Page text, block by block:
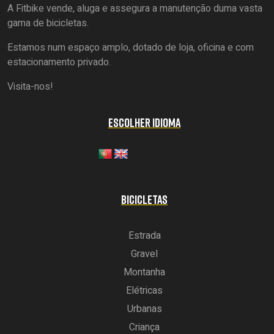
A Fitbike vende, aluga e assegura a manutenção duma vasta
gama de bicicletas.
Estamos num espaço amplo, dotado de loja, oficina e com
estacionamento privado.
Visita-nos!
ESCOLHER IDIOMA
BICICLETAS
Estrada
Gravel
Montanha
Elétricas
Urbanas
Criança